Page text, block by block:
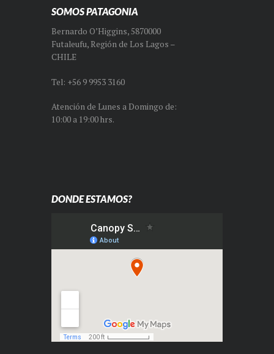
SOMOS PATAGONIA
Bernardo O’Higgins, 5870000
Futaleufu, Región de Los Lagos –
CHILE
Tel: +56 9 9953 3160
Atención de Lunes a Domingo de:
10:00 a 19:00 hrs.
DONDE ESTAMOS?